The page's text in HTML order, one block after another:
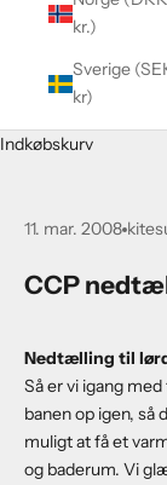
kr.)
Sverige
kr)
Indkøbskurv
11. mar. 2008
CCP
Nedtælling til
Så er vi igang
banen op igen, så
muligt at få et
og baderum. Vi